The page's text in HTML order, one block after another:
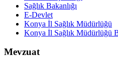
Sağlık Bakanlığı
E-Devlet
Konya İl Sağlık Müdürlüğü
Konya İl Sağlık Müdürlüğü
Mevzuat